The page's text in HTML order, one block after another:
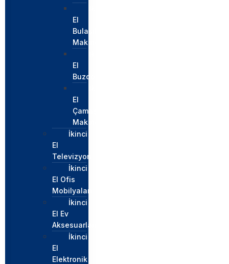
El
Bulaşık
Makinesi
El
Buzdolabı
El
Çamaşır
Makinesi
İkinci
El
Televizyon
İkinci
El Ofis
Mobilyaları
İkinci
El Ev
Aksesuarları
İkinci
El
Elektronik